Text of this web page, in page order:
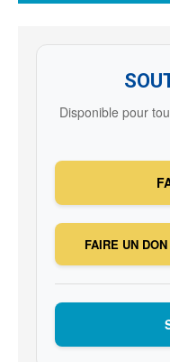
Disponible pour
FAIRE UN